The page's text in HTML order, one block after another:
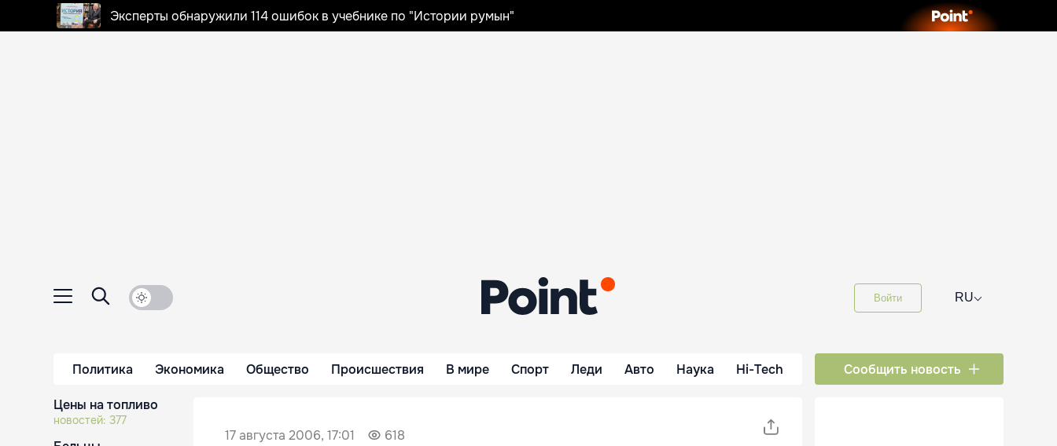
Эксперты обнаружили 114 ошибок в учебнике по "Истории румын"
Войти RU⌵
Политика Экономика Общество Происшествия В мире Спорт Леди Авто Наука Hi-Tech Сообщить новость
Цены на топливо
новостей: 377
17 августа 2006, 17:01 618